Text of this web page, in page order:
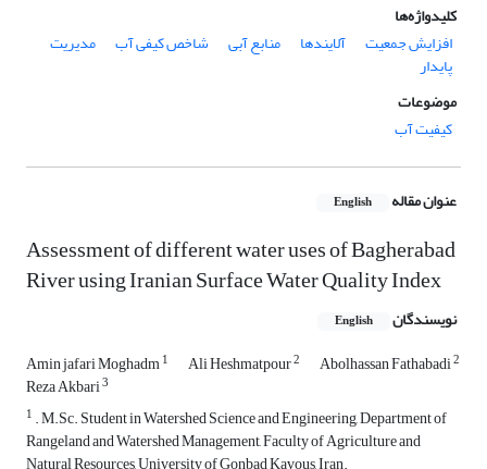
کلیدواژه‌ها
افزایش جمعیت
آلایند‌ها منابع آبی شاخص کیفی آب مدیریت
پایدار
موضوعات
کیفیت آب
عنوان مقاله English
Assessment of different water uses of Bagherabad
River using Iranian Surface Water Quality Index
نویسندگان English
Amin jafari Moghadm1 Ali Heshmatpour2 Abolhassan Fathabadi2
Reza Akbari3
1 . M.Sc. Student in Watershed Science and Engineering, Department of
Rangeland and Watershed Management, Faculty of Agriculture and